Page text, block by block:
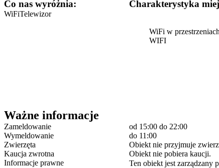
Odległość do supermarketu: Kaufland (66 m)
Odległość do dworca autobusowego: Drukarska (180 m)
Co nas wyróżnia:
WiFiTelewizor
Charakterystyka
WiFi w
WIFI
Ważne informacje
Zameldowanie od 15:00 do 22:00
Wymeldowanie
do 11:00
Zwierzęta
Obiekt nie przyjmuje
Kaucja zwrotna
Obiekt nie pobiera kaucji.
Informacje prawne
Ten obiekt jest zarządzany